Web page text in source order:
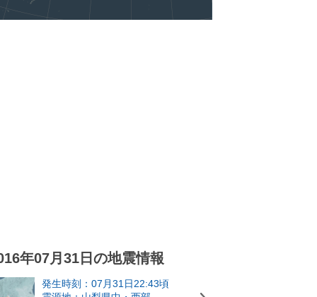
年07月31日の地震情報
発生時刻：07月31日22:43頃